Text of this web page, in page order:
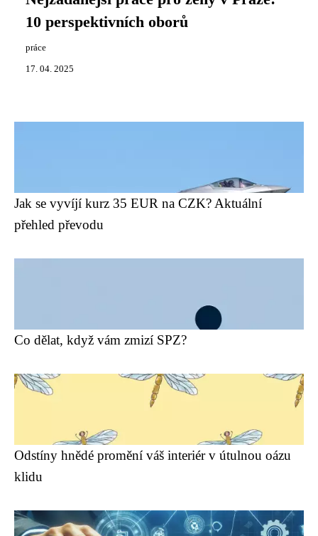
10 perspektivních oborů
práce
17. 04. 2025
Jak se vyvíjí kurz 35 EUR na CZK? Aktuální
přehled převodu
Co dělat, když vám zmizí SPZ?
Odstíny hnědé promění váš interiér v útulnou oázu
klidu